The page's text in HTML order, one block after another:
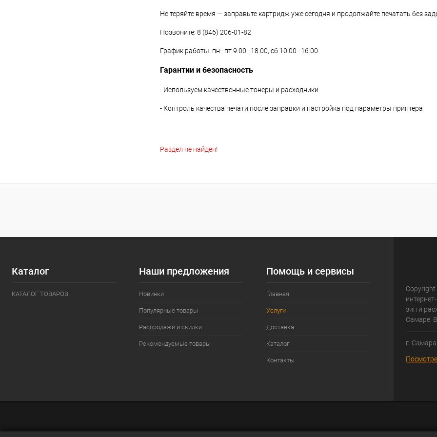
Не теряйте время — заправьте картридж уже сегодня и продолжайте печатать без
Позвоните: 8 (846) 206-01-82
График работы: пн–пт 9:00–18:00, сб 10:00–16:00
Гарантии и безопасность
- Используем качественные тонеры и расходники
- Контроль качества печати после заправки и настройка под параметры принтера
Раздел не найден!
Каталог
КАТАЛОГ ТОВАРОВ
Наши предложения
Новинки
Популярные товары
Распродажи и скидки
Рекомендуемые товары
Помощь и сервисы
Главная
Услуги
Доставка
Каталог
Контакты
зип и
Самаре.
г.